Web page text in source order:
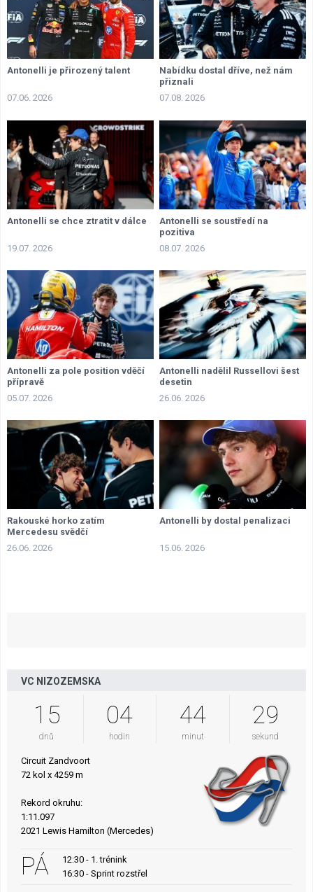
Antonelli je přirozený talent
07.06. 2026
Nabídku dostal dříve, než nám
přiznali
07.08. 2026
Antonelli se chce ztratit v dálce
19.07. 2026
Antonelli se soustředí na
pozitiva
08.07. 2026
Antonelli za pole position vděčí
přípravě
05.07. 2026
Antonelli nadělil Russellovi šest
desetin
26.06. 2026
Rakouské horko zatím
Mercedesu svědčí
26.06. 2026
Antonelli by dostal penalizaci
15.06. 2026
VC NIZOZEMSKA
15
dnů
04
hodin
44
minut
28
sekund
Circuit Zandvoort
72 kol x 4259 m
Rekord okruhu:
1:11.097
2021 Lewis Hamilton (Mercedes)
PÁ
12:30 - 1. trénink
16:30 - Sprint rozstřel